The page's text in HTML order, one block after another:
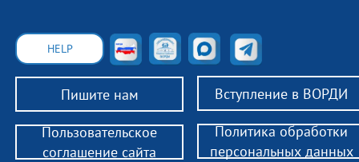
Пишите нам Вступление в ВОРДИ
HELP
Пользовательское
соглашение сайта
Политика обработки
персональных данных